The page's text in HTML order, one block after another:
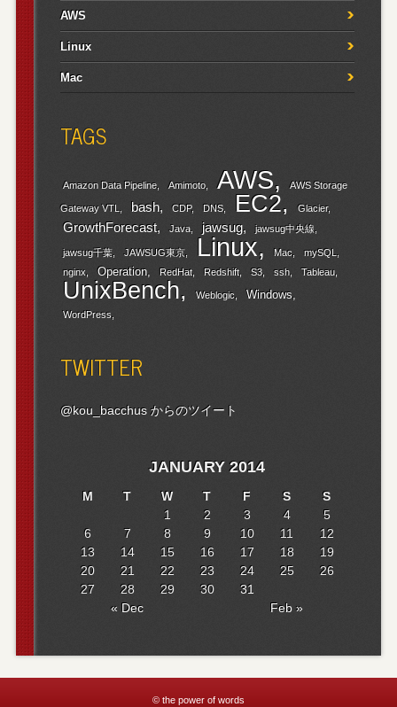
AWS
Linux
Mac
TAGS
Amazon Data Pipeline Amimoto AWS AWS Storage
Gateway VTL bash CDP DNS EC2 Glacier
GrowthForecast Java jawsug jawsug中央線
jawsug千葉 JAWSUG東京 Linux Mac
mySQL
nginx
Operation RedHat Redshift S3 ssh Tableau
UnixBench Weblogic Windows
WordPress
TWITTER
@kou_bacchus からのツイート
JANUARY 2014
M T W T F S S
« Dec Feb »
1 2 3 4
5
6
7 8 9 10 11
12
13
14 15 16 17 18
19
20
21 22 23 24 25
26
27
28 29 30 31
© the power of words